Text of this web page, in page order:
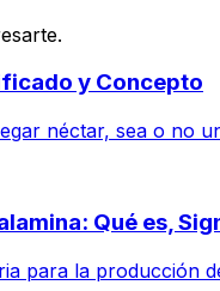
y Concepto
néctar, sea o no
Qué es,
para la